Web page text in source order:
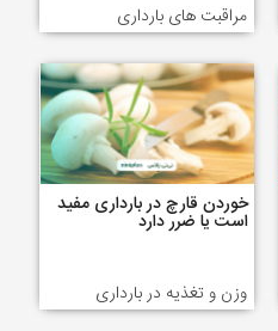
مراقبت های بارداری
خوردن قارچ در بارداری مفید
است یا ضرر دارد
وزن و تغذیه در بارداری